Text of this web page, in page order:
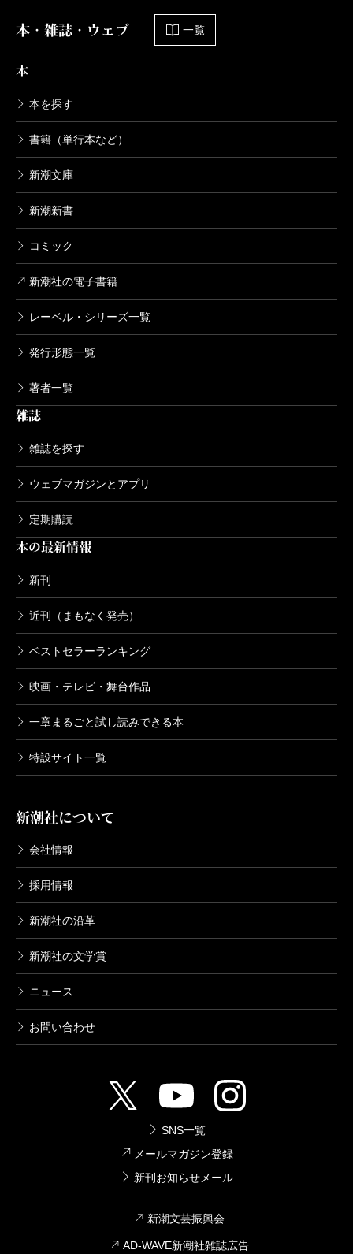
本・雑誌・ウェブ 一覧
本
本を探す
書籍（単行本など）
新潮文庫
新潮新書
コミック
新潮社の電子書籍
レーベル・シリーズ一覧
発行形態一覧
著者一覧
雑誌
雑誌を探す
ウェブマガジンとアプリ
定期購読
本の最新情報
新刊
近刊（まもなく発売）
ベストセラーランキング
映画・テレビ・舞台作品
一章まるごと試し読みできる本
特設サイト一覧
新潮社について
会社情報
採用情報
新潮社の沿革
新潮社の文学賞
ニュース
お問い合わせ
SNS一覧
メールマガジン登録
新刊お知らせメール
新潮文芸振興会
AD-WAVE新潮社雑誌広告